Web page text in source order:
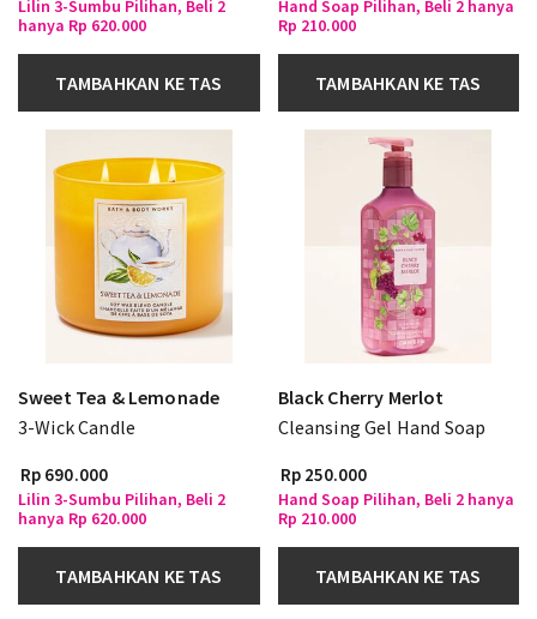
Lilin 3-Sumbu Pilihan, Beli 2
hanya Rp 620.000
TAMBAHKAN KE TAS
Hand Soap Pilihan, Beli 2 hanya
Rp 210.000
TAMBAHKAN KE TAS
Sweet Tea & Lemonade
3-Wick Candle
Rp 690.000
Lilin 3-Sumbu Pilihan, Beli 2
hanya Rp 620.000
TAMBAHKAN KE TAS
Black Cherry Merlot
Cleansing Gel Hand Soap
Rp 250.000
Hand Soap Pilihan, Beli 2 hanya
Rp 210.000
TAMBAHKAN KE TAS